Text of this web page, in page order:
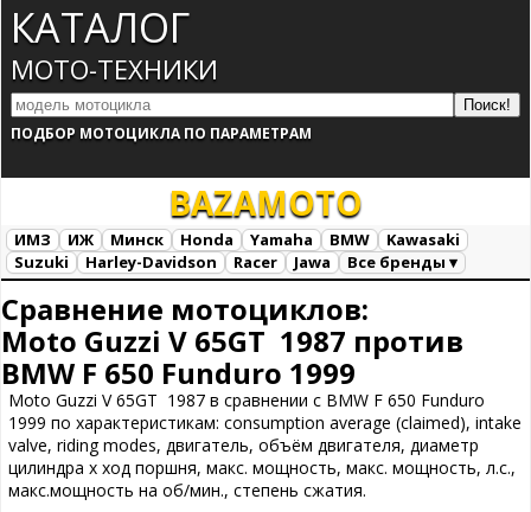
КАТАЛОГ
МОТО-ТЕХНИКИ
ПОДБОР МОТОЦИКЛА ПО ПАРАМЕТРАМ
BAZAMOTO
ИМЗ ИЖ Минск Honda Yamaha BMW
Kawasaki
Suzuki
Harley-Davidson Racer Jawa
Все бренды ▾
Сравнение мотоциклов:
Moto Guzzi V 65GT 1987 против
BMW F 650 Funduro 1999
Moto Guzzi V 65GT 1987 в сравнении с BMW F 650 Funduro
1999 по характеристикам: consumption average (claimed), intake
valve, riding modes, двигатель, объём двигателя, диаметр
цилиндра х ход поршня, макс. мощность, макс. мощность, л.с.,
макс.мощность на об/мин., степень сжатия.